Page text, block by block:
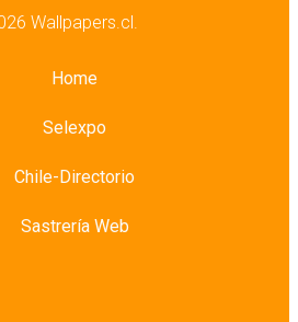
Wallpapers.cl.
Home
Selexpo
Chile-Directorio
Sastrería Web